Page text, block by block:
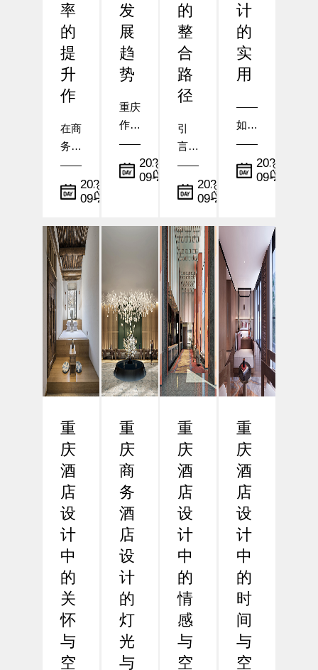
率
的
提
升
作
在商
务出
行需
求日
益增
背景
下，
差旅
效率
已成
为企
业和
商务
人士
关注
心议
题。
重
庆...
2025-
09-24
发
展
趋
势
重庆
作为
中国
西南
地区
商务
酒店
行业
的发
展中
展现
劲的
增
长...
2025-
09-23
的
整
合
路
径
引
言：
从传
统到
智
酒店
设计
的数
字化
革命
在数
字化
浪潮
席卷
全球
天，
酒店
设计
正
经...
2025-
09-23
计
的
实
用
——
如何
在布
局与
设施
人性
化设
计
一、
引
言：
功能
导向
的必
要性
在
现...
2025-
09-22
重
庆
酒
店
设
计
中
的
关
怀
与
空
重
庆
商
务
酒
店
设
计
的
灯
光
与
重
庆
酒
店
设
计
中
的
情
感
与
空
重
庆
酒
店
设
计
中
的
时
间
与
空